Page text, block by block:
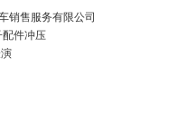
销售服务有限公司
件冲压